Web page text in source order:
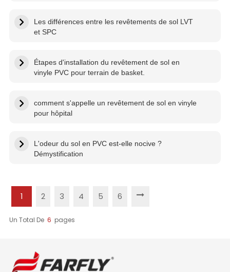
Les différences entre les revêtements de sol LVT
et SPC
Étapes d'installation du revêtement de sol en
vinyle PVC pour terrain de basket.
comment s'appelle un revêtement de sol en vinyle
pour hôpital
L'odeur du sol en PVC est-elle nocive ?
Démystification
1 2 3 4 5 6
Un Total De 6 Pages